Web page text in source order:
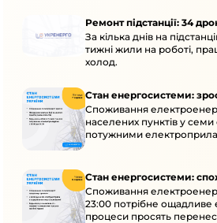
Ремонт підстанції: 34
За кілька днів на
тижні жили на роботі,
холод.
Стан енергосистеми:
Споживання
населених пунктів у
потужними
Стан енергосистеми:
Споживання
23:00 потрібне ощадливе
процеси просять